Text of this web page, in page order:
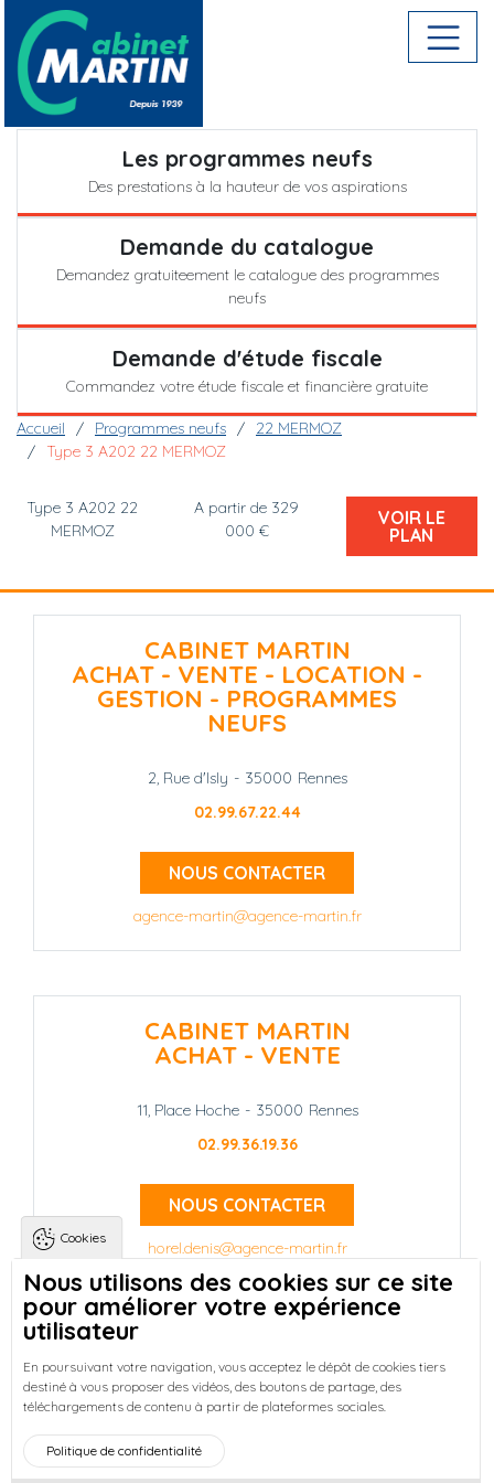
Aller au contenu principal
Menu : Programmes neufs
Les programmes neufs
Des prestations à la hauteur de vos aspirations
Demande du catalogue
Demandez gratuiteement le catalogue des programmes
neufs
Demande d'étude fiscale
Commandez votre étude fiscale et financière gratuite
Fil d'Ariane
Accueil Programmes neufs
22 MERMOZ
Type 3 A202 22 MERMOZ
Type 3 A202 22
MERMOZ
A partir de 329
000 €
VOIR LE
PLAN
CABINET MARTIN
ACHAT - VENTE - LOCATION -
GESTION - PROGRAMMES
NEUFS
2, Rue d'Isly - 35000 Rennes
02.99.67.22.44
NOUS CONTACTER
agence-martin@agence-martin.fr
CABINET MARTIN
ACHAT - VENTE
11, Place Hoche - 35000 Rennes
02.99.36.19.36
NOUS CONTACTER
horel.denis@agence-martin.fr
Landing pagesQui sommes-nous ?
-
Réussir votre achat immobilier à Rennes
-
Découvrez nos programmes neufs à Rennes
Entreprises : Bureaux & Commerces
Footer : Menu
Accueil Honoraires
Cookies
Nous utilisons des cookies sur ce site
pour améliorer votre expérience
utilisateur
En poursuivant votre navigation, vous acceptez le dépôt de cookies tiers
destiné à vous proposer des vidéos, des boutons de partage, des
téléchargements de contenu à partir de plateformes sociales.
Politique de confidentialité